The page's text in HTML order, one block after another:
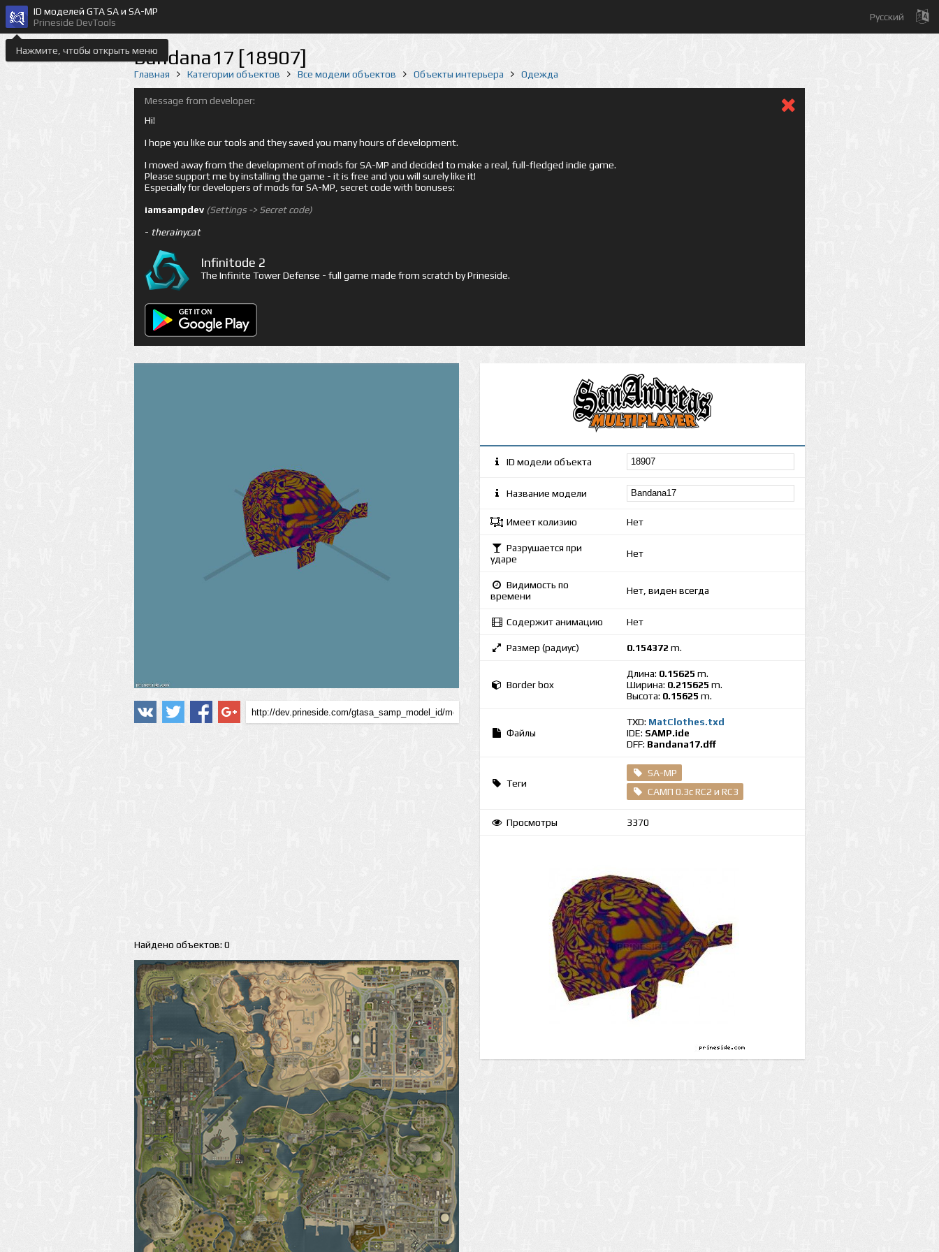
Нажмите, чтобы открыть меню
ID моделей GTA SA и SA-MP
Prineside DevTools
Русский
Bandana17 [18907]
Главная Категории объектов Все модели объектов Объекты интерьера Одежда
Message from developer:
Hi!
I hope you like our tools and they saved you many hours of development.
I moved away from the development of mods for SA-MP and decided to make a real, full-fledged indie game.
Please support me by installing the game - it is free and you will surely like it!
Especially for developers of mods for SA-MP, secret code with bonuses:
iamsampdev (Settings -> Secret code)
- therainycat
Infinitode 2
The Infinite Tower Defense - full game made from scratch by Prineside.
Найдено объектов: 0
ID модели объекта
Название модели
Имеет колизию Нет
Разрушается при
ударе
Нет
Видимость по
времени
Нет, виден всегда
Содержит анимацию Нет
Размер (радиус) 0.154372 m.
Border box
Длина: 0.15625 m.
Ширина: 0.215625 m.
Высота: 0.15625 m.
Файлы
TXD: MatClothes.txd
IDE: SAMP.ide
DFF: Bandana17.dff
Теги
SA-MP
САМП 0.3c RC2 и RC3
Просмотры 3370